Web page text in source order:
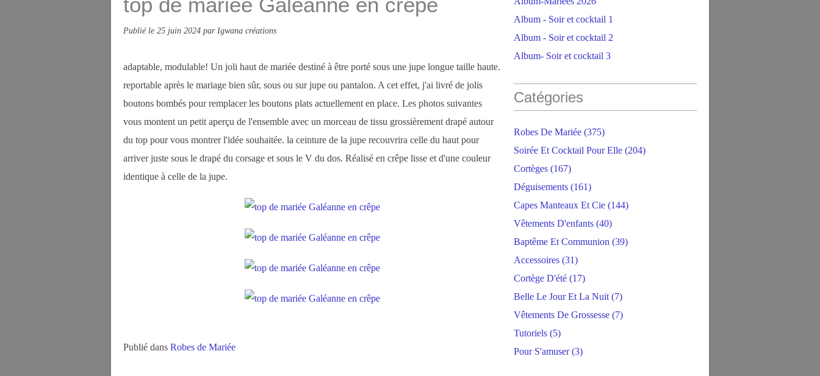
Publié le 25 juin 2024 par Igwana créations
adaptable, modulable! Un joli haut de mariée destiné à être porté sous une jupe longue taille haute.
reportable après le mariage bien sûr, sous ou sur jupe ou pantalon. A cet effet, j'ai livré de jolis
boutons bombés pour remplacer les boutons plats actuellement en place. Les photos suivantes
vous montent un petit aperçu de l'ensemble avec un morceau de tissu grossièrement drapé autour
du top pour vous montrer l'idée souhaitée. la ceinture de la jupe recouvrira celle du haut pour
arriver juste sous le drapé du corsage et sous le V du dos. Réalisé en crêpe lisse et d'une couleur
identique à celle de la jupe.
Publié dans Robes de Mariée
Album - Soir et cocktail 1
Album - Soir et cocktail 2
Album- Soir et cocktail 3
Catégories
Robes De Mariée (375)
Soirée Et Cocktail Pour Elle (204)
Cortèges (167)
Déguisements (161)
Capes Manteaux Et Cie (144)
Vêtements D'enfants (40)
Baptême Et Communion (39)
Accessoires (31)
Cortège D'été (17)
Belle Le Jour Et La Nuit (7)
Vêtements De Grossesse (7)
Tutoriels (5)
Pour S'amuser(3)